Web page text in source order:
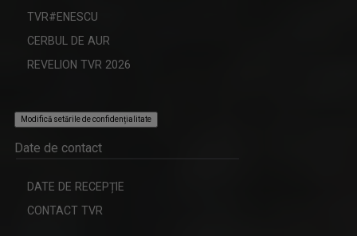
TVR#ENESCU
CERBUL DE AUR
REVELION TVR 2026
Modifică setările de confidențialitate
Date de contact
DATE DE RECEPȚIE
CONTACT TVR